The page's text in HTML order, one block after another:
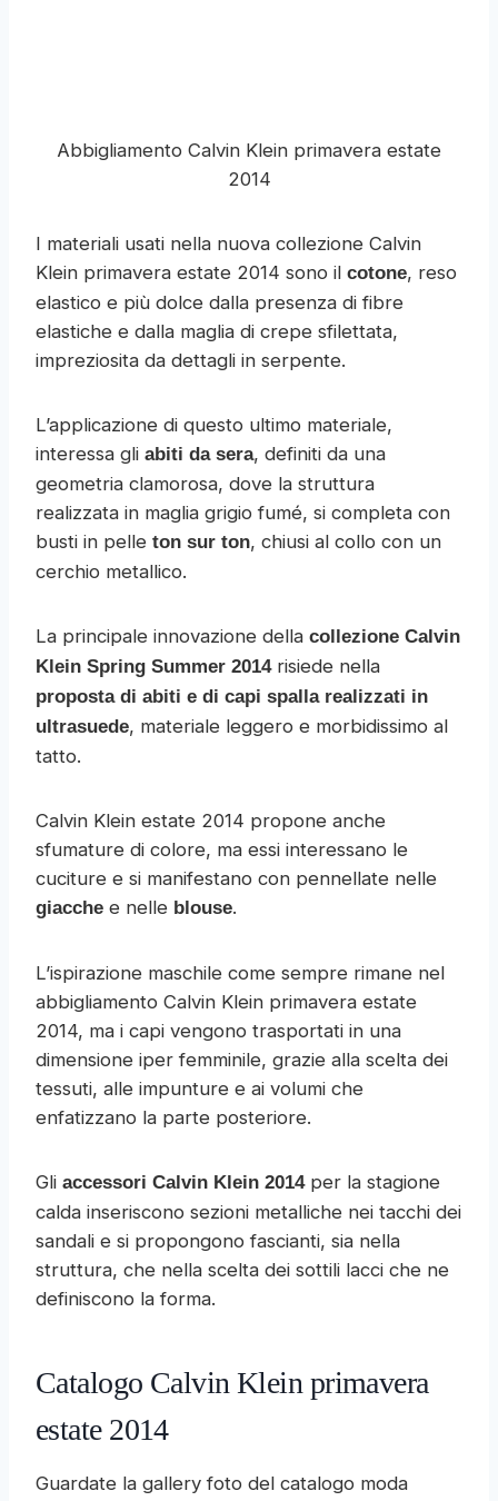
Abbigliamento Calvin Klein primavera estate
2014
I materiali usati nella nuova collezione Calvin
Klein primavera estate 2014 sono il cotone, reso
elastico e più dolce dalla presenza di fibre
elastiche e dalla maglia di crepe sfilettata,
impreziosita da dettagli in serpente.
L’applicazione di questo ultimo materiale,
interessa gli abiti da sera, definiti da una
geometria clamorosa, dove la struttura
realizzata in maglia grigio fumé, si completa con
busti in pelle ton sur ton, chiusi al collo con un
cerchio metallico.
La principale innovazione della collezione Calvin
Klein Spring Summer 2014risiede nella
proposta di abiti e di capi spalla realizzati in
ultrasuede, materiale leggero e morbidissimo al
tatto.
Calvin Klein estate 2014 propone anche
sfumature di colore, ma essi interessano le
cuciture e si manifestano con pennellate nelle
giacche e nelle blouse.
L’ispirazione maschile come sempre rimane nel
abbigliamento Calvin Klein primavera estate
2014, ma i capi vengono trasportati in una
dimensione iper femminile, grazie alla scelta dei
tessuti, alle impunture e ai volumi che
enfatizzano la parte posteriore.
Gli accessori Calvin Klein 2014per la stagione
calda inseriscono sezioni metalliche nei tacchi dei
sandali e si propongono fascianti, sia nella
struttura, che nella scelta dei sottili lacci che ne
definiscono la forma.
Catalogo Calvin Klein primavera
estate 2014
Guardate la gallery foto del catalogo moda